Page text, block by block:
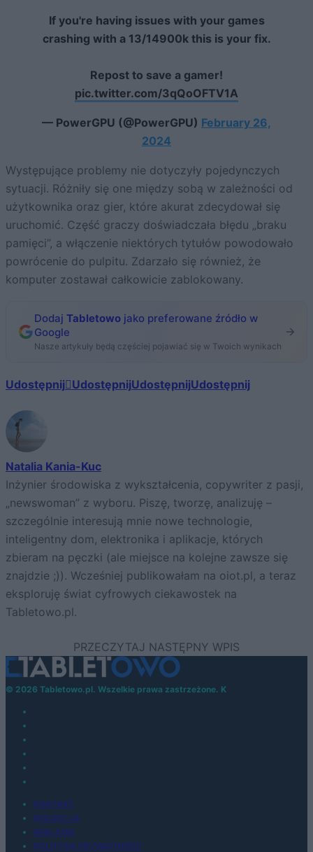
If you're having issues with your games
crashing with a 13/14900k this is your fix.
Repost to save a gamer!
pic.twitter.com/3qQoOFTV1A
— PowerGPU (@PowerGPU) February 26,
2024
Występujące problemy nie dotyczyły pojedynczych
sytuacji. Różniły się one między sobą w zależności od
użytkownika oraz gier, które akurat zdecydował się
uruchomić. Część graczy doświadczała błędu „braku
pamięci”, a włączenie niektórych tytułów powodowało
powrócenie do pulpitu. Zdarzało się również, że
komputer zostawał całkowicie zablokowany.
Dodaj Tabletowo jako preferowane źródło w
Google
Nasze artykuły będą częściej pojawiać się w Twoich wynikach
Udostępnij UdostępnijUdostępnijUdostępnij
Natalia Kania-Kuc
Inżynier środowiska z wykształcenia, copywriter z pasji,
„newswoman” z wyboru. Piszę, tworzę, analizuję –
szczególnie interesują mnie nowe technologie,
inteligentny dom, elektronika i aplikacje, których
zbieram na pęczki (ale miejsce na kolejne zawsze się
znajdzie ;)). Wcześniej publikowałam na oiot.pl, a teraz
eksploruję świat cyfrowych ciekawostek na
Tabletowo.pl.
© 2026 Tabletowo.pl. Wszelkie prawa zastrzeżone. K
KONTAKT
REDAKCJA
REKLAMA
POLITYKA PRYWATNOŚCI